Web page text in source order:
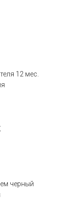
12 мес.
черный